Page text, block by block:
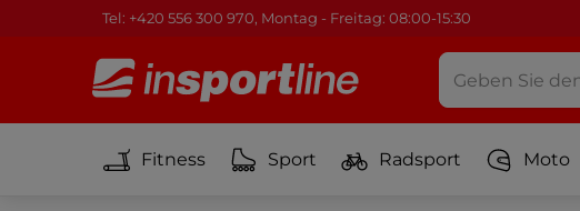
Tel: +420 556 300 970, Montag - Freitag: 08:00-15:30
Fitness Sport Radsport Moto